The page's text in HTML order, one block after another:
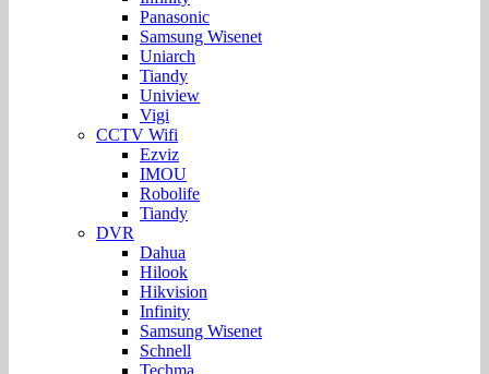
Panasonic
Samsung Wisenet
Uniarch
Tiandy
Uniview
Vigi
CCTV Wifi
Ezviz
IMOU
Robolife
Tiandy
DVR
Dahua
Hilook
Hikvision
Infinity
Samsung Wisenet
Schnell
Techma